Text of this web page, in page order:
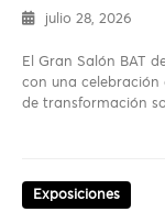
julio 28, 2026
El Gran Salón BAT
con una
de transformación
Exposiciones